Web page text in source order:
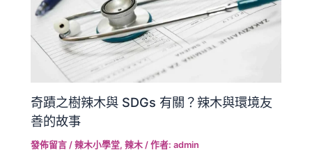
奇蹟之樹辣木與 SDGs 有關？辣木與環境友
善的故事
發佈留言 /辣木小學堂,辣木 / 作者:admin